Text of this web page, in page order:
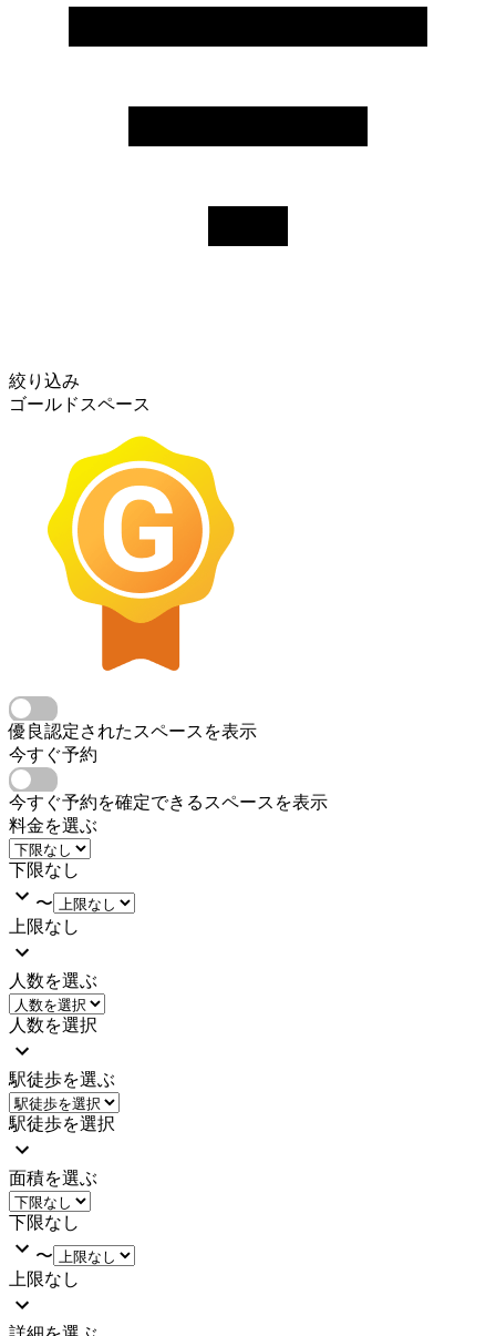
絞り込み
ゴールドスペース
優良認定されたスペースを表示
今すぐ予約
今すぐ予約を確定できるスペースを表示
料金を選ぶ
下限なし
〜
上限なし
人数を選ぶ
人数を選択
駅徒歩を選ぶ
駅徒歩を選択
面積を選ぶ
下限なし
〜
上限なし